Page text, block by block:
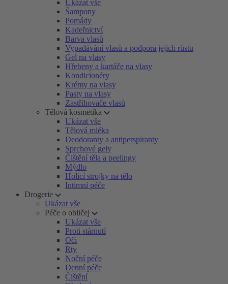
Ukázat vše
Šampony
Pomády
Kadeřnictví
Barva vlasů
Vypadávání vlasů a podpora jejich růstu
Gel na vlasy
Hřebeny a kartáče na vlasy
Kondicionéry
Krémy na vlasy
Pasty na vlasy
Zastřihovače vlasů
Tělová kosmetika
Ukázat vše
Tělová mléka
Deodoranty a antiperspiranty
Sprchové gely
Čištění těla a peelingy
Mýdlo
Holicí strojky na tělo
Intimní péče
Drogerie
Ukázat vše
Péče o obličej
Ukázat vše
Proti stárnutí
Oči
Rty
Noční péče
Denní péče
Čištění